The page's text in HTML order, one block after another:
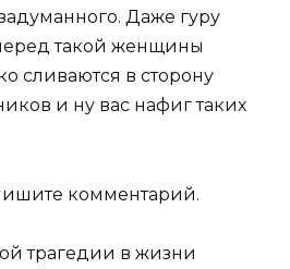
Даже гуру
такой женщины
сливаются в сторону
и ну вас нафиг таких
комментарий.
трагедии в жизни